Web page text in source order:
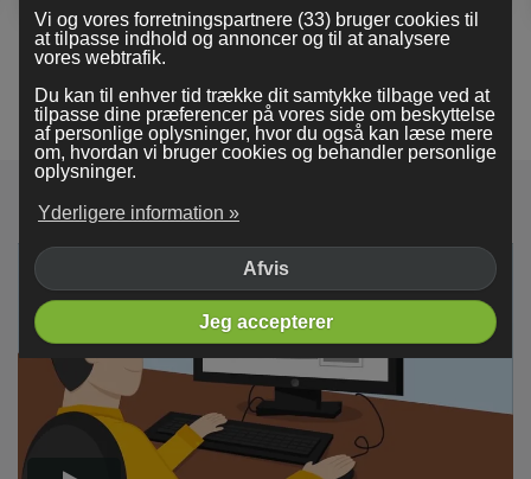
Se flere eksempler
Vi og vores forretningspartnere (33) bruger cookies til
at tilpasse indhold og annoncer og til at analysere
vores webtrafik.
Du kan til enhver tid trække dit samtykke tilbage ved at
tilpasse dine præferencer på vores side om beskyttelse
af personlige oplysninger, hvor du også kan læse mere
om, hvordan vi bruger cookies og behandler personlige
oplysninger.
Yderligere information »
Afvis
Jeg accepterer